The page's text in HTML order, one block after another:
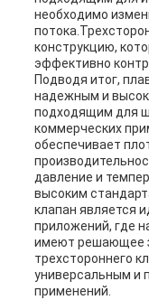
необходимо
конструкцию,
эффективно
Подводя итог,
надежным и
подходящим для
коммерческих
обеспечивает
давление и
высоким
клапан является
приложений, где
имеют решающее
трехстороннего
универсальным и
применений.